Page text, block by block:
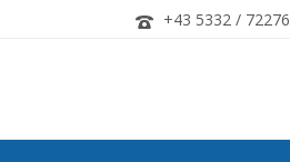
+43 5332 / 72276